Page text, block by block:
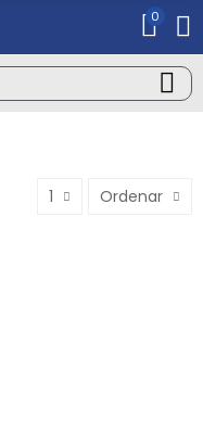
0
1 Ordenar